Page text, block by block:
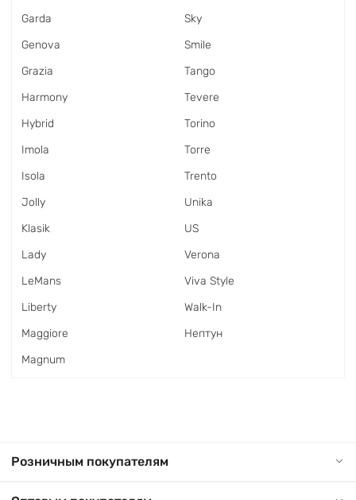
Garda
Genova
Grazia
Harmony
Hybrid
Imola
Isola
Jolly
Klasik
Lady
LeMans
Liberty
Maggiore
Magnum
Sky
Smile
Tango
Tevere
Torino
Torre
Trento
Unika
US
Verona
Viva Style
Walk-In
Нептун
Розничным покупателям